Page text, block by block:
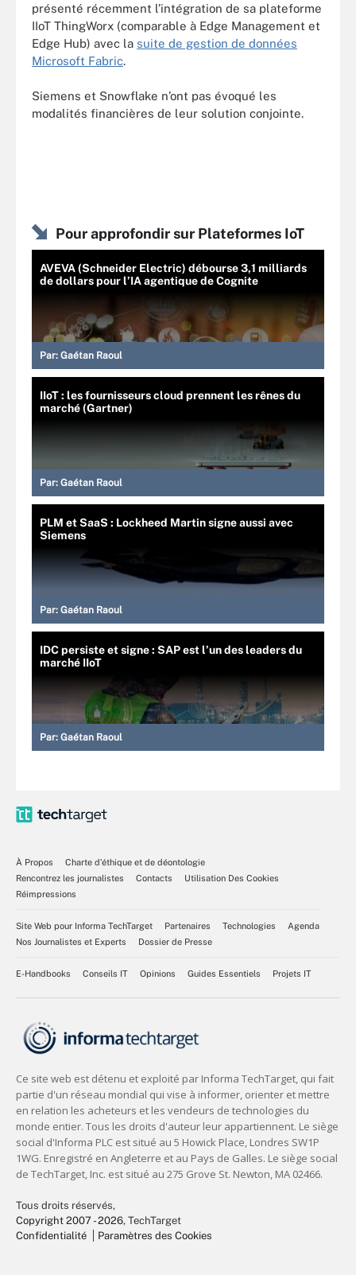
présenté récemment l’intégration de sa plateforme
IIoT ThingWorx (comparable à Edge Management et
Edge Hub) avec la suite de gestion de données
Microsoft Fabric.
Siemens et Snowflake n’ont pas évoqué les
modalités financières de leur solution conjointe.
Pour approfondir sur Plateformes IoT
AVEVA (Schneider Electric) débourse 3,1 milliards
de dollars pour l’IA agentique de Cognite
Par: Gaétan Raoul
IIoT : les fournisseurs cloud prennent les rênes du
marché (Gartner)
Par: Gaétan Raoul
PLM et SaaS : Lockheed Martin signe aussi avec
Siemens
Par: Gaétan Raoul
IDC persiste et signe : SAP est l’un des leaders du
marché IIoT
Par: Gaétan Raoul
À Propos
Charte d’éthique et de déontologie
Rencontrez les journalistes
Contacts
Utilisation Des Cookies
Réimpressions
Site Web pour Informa TechTarget Partenaires Technologies
Agenda
Nos Journalistes et Experts
Dossier de Presse
E-Handbooks Conseils IT Opinions Guides Essentiels Projets IT
Tous droits réservés,
Copyright 2007 - 2026, TechTarget
Confidentialité
Paramètres des Cookies